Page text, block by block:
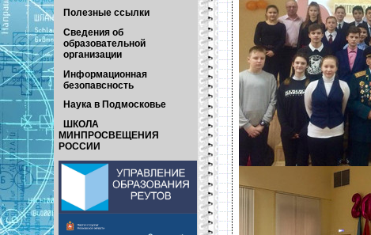
Полезные ссылки
Сведения об
образовательной
организации
Информационная
безопавсность
Наука в Подмосковье
ШКОЛА
МИНПРОСВЕЩЕНИЯ
РОССИИ